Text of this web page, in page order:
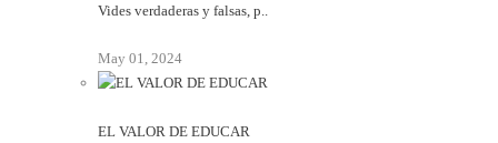
Vides verdaderas y falsas, p..
May 01, 2024
EL VALOR DE EDUCAR